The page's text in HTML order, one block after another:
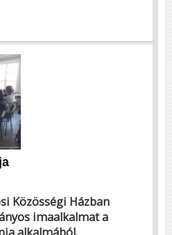
Közösségi Házban
imaalkalmat a